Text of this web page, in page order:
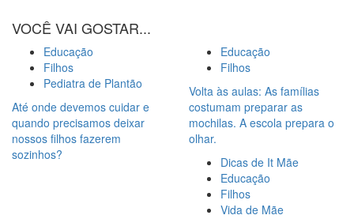
VOCÊ VAI GOSTAR...
Educação
Filhos
Pediatra de Plantão
Até onde devemos cuidar e
quando precisamos deixar
nossos filhos fazerem
sozinhos?
Educação
Filhos
Volta às aulas: As famílias
costumam preparar as
mochilas. A escola prepara o
olhar.
Dicas de It Mãe
Educação
Filhos
Vida de Mãe